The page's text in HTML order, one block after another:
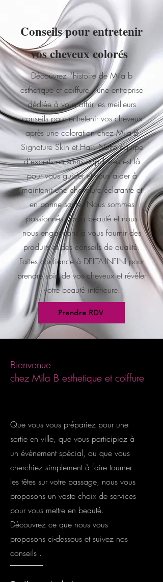
Conseils pour entretenir
vos cheveux colorés
Découvrez l'histoire de Mila b
esthetique et coiffure , une entreprise
dédiée à vous offrir les meilleurs
conseils pour entretenir vos cheveux
après une coloration chez Mila B
Signature Skin et Hair. Notre équipe
d'experts en soins capillaires est là
pour vous guider et vous aider à
maintenir une chevelure éclatante et
en bonne santé. Nous sommes
passionnés par la beauté et nous
nous engageons à vous fournir des
produits et des conseils de qualité.
Faites confiance à DELTA-INFINI pour
prendre soin de vos cheveux et révéler
votre beauté intérieure.
Prendre RDV
Bienvenue
chez Mila B esthetique et coiffure
Que vous vous prépariez pour une
sortie en ville, que vous participiez à
un événement spécial, ou que vous
cherchiez simplement à faire tourner
les têtes sur votre passage, nous vous
proposons un vaste choix de services
pour vous mettre en beauté.
Découvrez ce que nous vous
proposons ci-dessous et suivez nos
conseils .